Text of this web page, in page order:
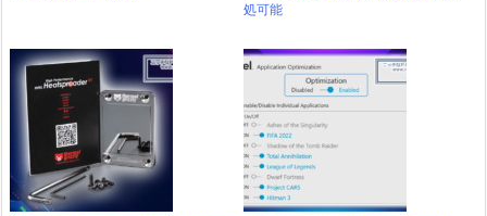
処可能